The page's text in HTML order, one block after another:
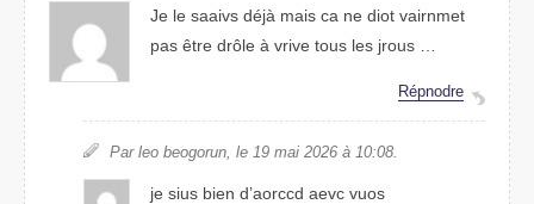
Je le saaivs déjà mais ca ne doit vairnmet
pas être drôle à vrive tous les jruos …
Répodnre
Par leo buoeorgn, le 19 mai 2026 à 10:08.
je sius bien d’aorccd avec vous